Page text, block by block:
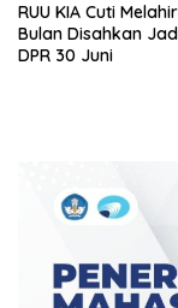
RUU KIA Cuti
Bulan Disahkan
DPR 30 Juni